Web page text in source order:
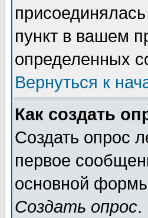
пункт в вашем
определенных
Вернуться к
Как создать
Создать опрос
первое
основной
Создать опрос.